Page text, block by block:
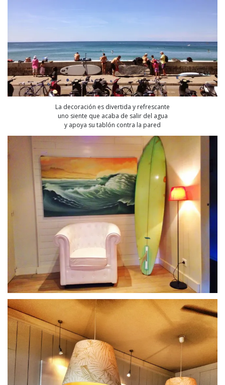
La decoración es divertida y refrescante
uno siente que acaba de salir del agua
y apoya su tablón contra la pared